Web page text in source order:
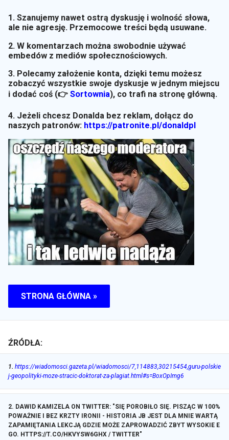
1. Szanujemy nawet ostrą dyskusję i wolność słowa,
ale nie agresję. Przemocowe treści będą usuwane.
2. W komentarzach można swobodnie używać
embedów z mediów społecznościowych.
3. Polecamy założenie konta, dzięki temu możesz
zobaczyć wszystkie swoje dyskusje w jednym miejscu
i dodać coś (👉 Sortownia), co trafi na stronę główną.
4. Jeżeli chcesz Donalda bez reklam, dołącz do
naszych patronów: https://patronite.pl/donaldpl
STRONA GŁÓWNA »
ŹRÓDŁA:
1. https://wiadomosci.gazeta.pl/wiadomosci/7,114883,30215454,guru-polskie
j-geopolityki-moze-stracic-doktorat-za-plagiat.html#s=BoxOpImg6
2. DAWID KAMIZELA ON TWITTER: "SIĘ POROBIŁO SIĘ. PISZĄC W 100%
POWAŻNIE I BEZ KRZTY IRONII - HISTORIA JB JEST DLA MNIE WARTĄ
ZAPAMIĘTANIA LEKCJĄ GDZIE MOŻE ZAPROWADZIĆ ZBYT WYSOKIE E
GO. HTTPS://T.CO/HKVYSW6GHX / TWITTER"